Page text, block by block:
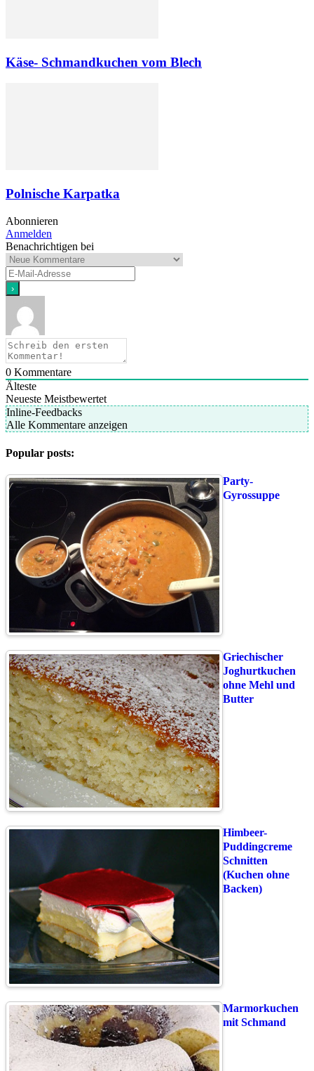
Käse- Schmandkuchen vom Blech
Polnische Karpatka
Abonnieren
Anmelden
Benachrichtigen bei
0 Kommentare
Älteste
Neueste Meistbewertet
Inline-Feedbacks
Alle Kommentare anzeigen
Popular posts:
Party-
Gyrossuppe
Griechischer
Joghurtkuchen
ohne Mehl und
Butter
Himbeer-
Puddingcreme
Schnitten
(Kuchen ohne
Backen)
Marmorkuchen
mit Schmand